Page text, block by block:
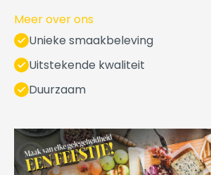
Meer over ons
Unieke smaakbeleving
Uitstekende kwaliteit
Duurzaam